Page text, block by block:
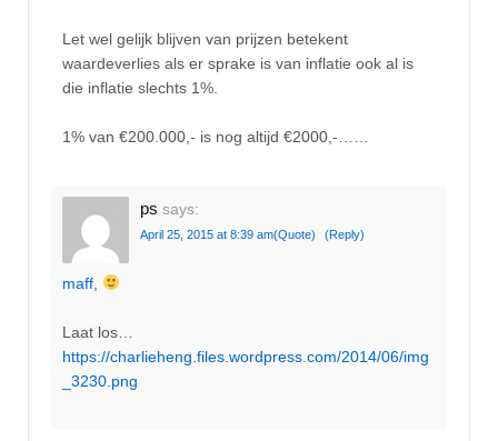
Let wel gelijk blijven van prijzen betekent
waardeverlies als er sprake is van inflatie ook al is
die inflatie slechts 1%.
1% van €200.000,- is nog altijd €2000,-……
ps says:
April 25, 2015 at 8:39 am(Quote) (Reply)
maff
Laat los…
https://charlieheng.files.wordpress.com/2014/06/img
_3230.png